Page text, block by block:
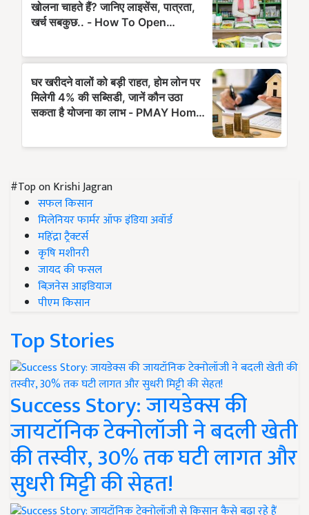
#Top on Krishi Jagran
सफल किसान
मिलेनियर फार्मर ऑफ इंडिया अवॉर्ड
महिंद्रा ट्रैक्टर्स
कृषि मशीनरी
जायद की फसल
बिज़नेस आइडियाज
पीएम किसान
Top Stories
Success Story: जायडेक्स की
जायटॉनिक टेक्नोलॉजी ने बदली खेती
की तस्वीर, 30% तक घटी लागत और
सुधरी मिट्टी की सेहत!